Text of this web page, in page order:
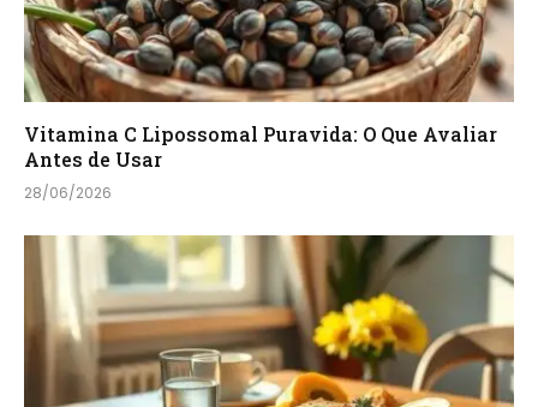
Vitamina C Lipossomal Puravida: O Que Avaliar
Antes de Usar
28/06/2026